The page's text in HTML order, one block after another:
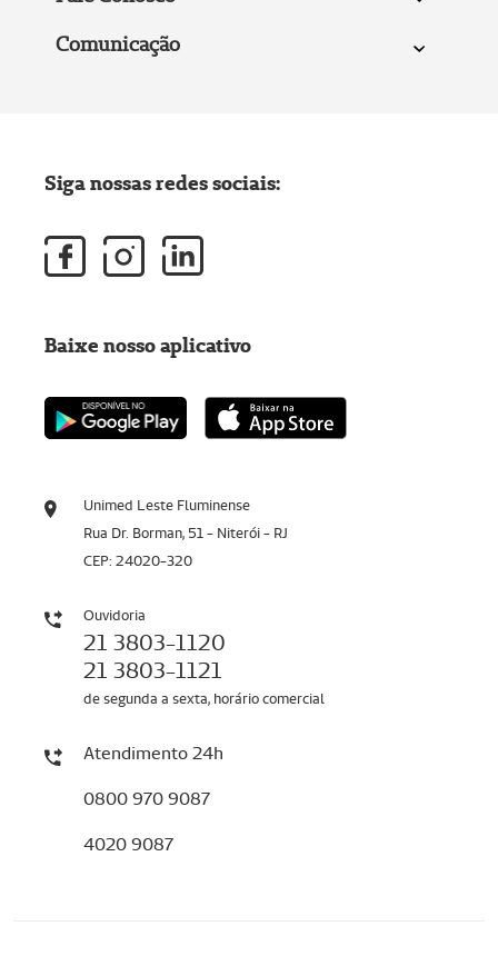
Comunicação
Unimed Leste Fluminense
Rua Dr. Borman, 51 - Niterói - RJ
CEP: 24020-320
Ouvidoria
21 3803-1120
21 3803-1121
de segunda a sexta, horário comercial
Atendimento 24h
0800 970 9087
4020 9087
Siga nossas redes sociais:
Baixe nosso aplicativo